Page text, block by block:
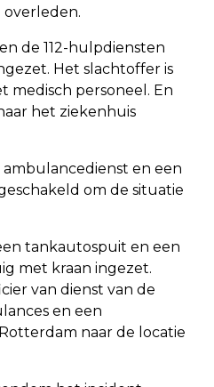
de 112-hulpdiensten
Het slachtoffer is
medisch personeel. En
het ziekenhuis
en een
om de situatie
tankautospuit en een
met kraan ingezet.
van dienst van de
en een
naar de locatie